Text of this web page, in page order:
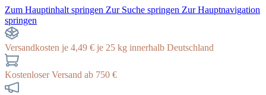
Zum Hauptinhalt springen Zur Suche springen Zur Hauptnavigation
springen
Versandkosten je 4,49 € je 25 kg innerhalb Deutschland
Kostenloser Versand ab 750 €